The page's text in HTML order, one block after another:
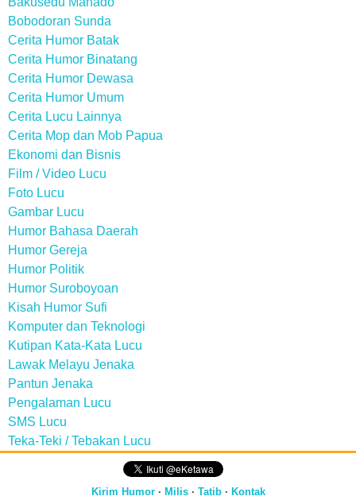
Bobodoran Sunda
Cerita Humor Batak
Cerita Humor Binatang
Cerita Humor Dewasa
Cerita Humor Umum
Cerita Lucu Lainnya
Cerita Mop dan Mob Papua
Ekonomi dan Bisnis
Film / Video Lucu
Foto Lucu
Gambar Lucu
Humor Bahasa Daerah
Humor Gereja
Humor Politik
Humor Suroboyoan
Kisah Humor Sufi
Komputer dan Teknologi
Kutipan Kata-Kata Lucu
Lawak Melayu Jenaka
Pantun Jenaka
Pengalaman Lucu
SMS Lucu
Teka-Teki / Tebakan Lucu
Kirim Humor· Milis· Tatib· Kontak